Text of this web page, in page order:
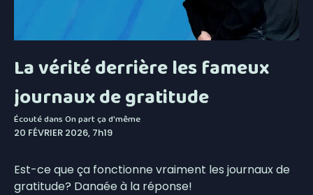
La vérité derrière les fameux
journaux de gratitude
Écouté dansOn part ça d'même
20 FÉVRIER 2026, 7h19
Est-ce que ça fonctionne vraiment les journaux de
gratitude? Danaée à la réponse!